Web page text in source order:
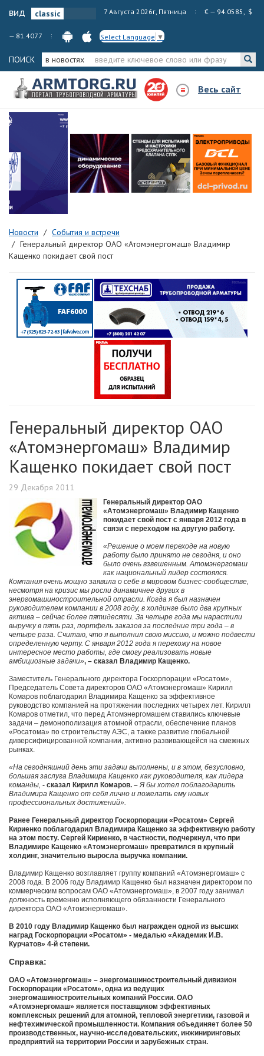
вид 7 Августа 2026г, Пятница € — 94.0585, $
— 81.4077 Select Language ▼
ПОИСК в новостях
Весь сайт
Новости
События и встречи
Генеральный директор ОАО «Атомэнергомаш» Владимир
Кащенко покидает свой пост
Генеральный директор ОАО
«Атомэнергомаш» Владимир
Кащенко покидает свой пост
29 Декабря 2011
Генеральный директор ОАО
«Атомэнергомаш» Владимир Кащенко
покидает свой пост с января 2012 года в
связи с переходом на другую работу.
«Решение о моем переходе на новую
работу было принято не сегодня, и оно
было очень взвешенным. Атомэнергомаш
как национальный лидер состоялся.
Компания очень мощно заявила о себе в мировом бизнес-сообществе,
несмотря на кризис мы росли динамичнее других в
энергомашиностроительной отрасли. Когда я был назначен
руководителем компании в 2008 году, в холдинге было два крупных
актива – сейчас более пятидесяти. За четыре года мы нарастили
выручку в пять раз, портфель заказов за последние три года – в
четыре раза. Считаю, что я выполнил свою миссию, и можно подвести
определенную черту. С января 2012 года я перехожу на новое
интересное место работы, где смогу реализовать новые
амбициозные задачи», – сказал Владимир Кащенко.
Заместитель Генерального директора Госкорпорации «Росатом»,
Председатель Совета директоров ОАО «Атомэнергомаш» Кирилл
Комаров поблагодарил Владимира Кащенко за эффективное
руководство компанией на протяжении последних четырех лет. Кирилл
Комаров отметил, что перед Атомэнергомашем ставились ключевые
задачи – демонополизация атомной отрасли, обеспечение планов
«Росатома» по строительству АЭС, а также развитие глобальной
диверсифицированной компании, активно развивающейся на смежных
рынках.
«На сегодняшний день эти задачи выполнены, и в этом, безусловно,
большая заслуга Владимира Кащенко как руководителя, как лидера
команды, - сказал Кирилл Комаров. –Я бы хотел поблагодарить
Владимира Кащенко от себя лично и пожелать ему новых
профессиональных достижений».
Ранее Генеральный директор Госкорпорации «Росатом» Сергей
Кириенко поблагодарил Владимира Кащенко за эффективную работу
на этом посту. Сергей Кириенко, в частности, подчеркнул, что при
Владимире Кащенко «Атомэнергомаш» превратился в крупный
холдинг, значительно выросла выручка компании.
Владимир Кащенко возглавляет группу компаний «Атомэнергомаш» с
2008 года. В 2006 году Владимир Кащенко был назначен директором по
коммерческим вопросам ОАО «Атомэнергомаш», в 2007 году занимал
должность временно исполняющего обязанности Генерального
директора ОАО «Атомэнергомаш».
В 2010 году Владимир Кащенко был награжден одной из высших
наград Госкорпорации «Росатом» - медалью «Академик И.В.
Курчатов» 4-й степени.
Справка:
ОАО «Атомэнергомаш» – энергомашиностроительный дивизион
Госкорпорации «Росатом», одна из ведущих
энергомашиностроительных компаний России. ОАО
«Атомэнергомаш» является поставщиком эффективных
комплексных решений для атомной, тепловой энергетики, газовой и
нефтехимической промышленности. Компания объединяет более 50
производственных, научно-исследовательских, инжиниринговых
предприятий на территории России и зарубежных стран.